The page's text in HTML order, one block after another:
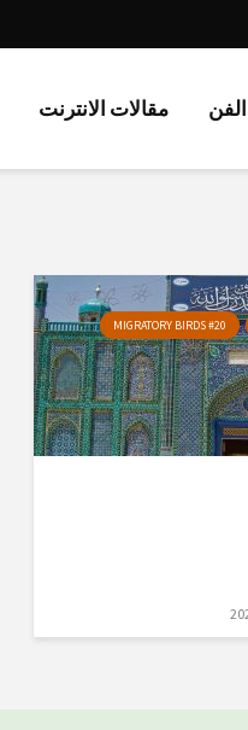
الفن مقالات الانترنت
MIGRATORY BIRDS #20